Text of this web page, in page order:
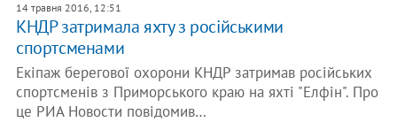
14 травня 2016, 12:51
КНДР затримала яхту з російськими
спортсменами
Екіпаж берегової охорони КНДР затримав російських
спортсменів з Приморського краю на яхті "Елфін". Про
це РИА Новости повідомив…